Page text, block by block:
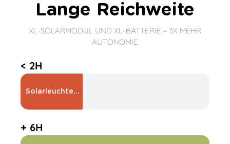
Lange Reichweite
XL-SOLARMODUL UND XL-BATTERIE = 3X MEHR
AUTONOMIE
< 2H
Solarleuchten der Konkurrenz
+ 6H